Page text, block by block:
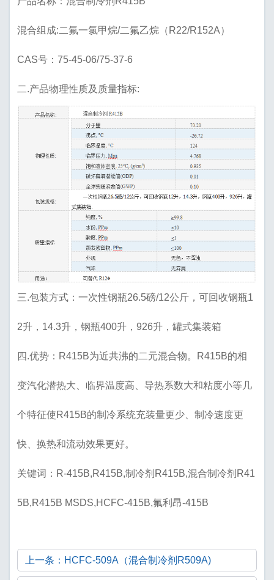
混合组成:二氟一氯甲烷/二氟乙烷（R22/R152A）
CAS号：75-45-06/75-37-6
二.产品物理性质及质量指标:
三.包装方式：一次性钢瓶26.5磅/12公斤，可回收钢瓶1
2升，14.3升，钢瓶400升，926升，罐式集装箱
四.优势：R415B为近共沸的二元混合物。R415B的相
变汽化潜热大、临界温度高、导热系数大和粘度小等几
个特征使R415B的制冷系统充装量更少、制冷速度更
快、换热和流动效果更好。
关键词：R-415B,R415B,制冷剂R415B,混合制冷剂R41
5B,R415B MSDS,HCFC-415B,氟利昂-415B
上一条：HCFC-509A（混合制冷剂R509A)